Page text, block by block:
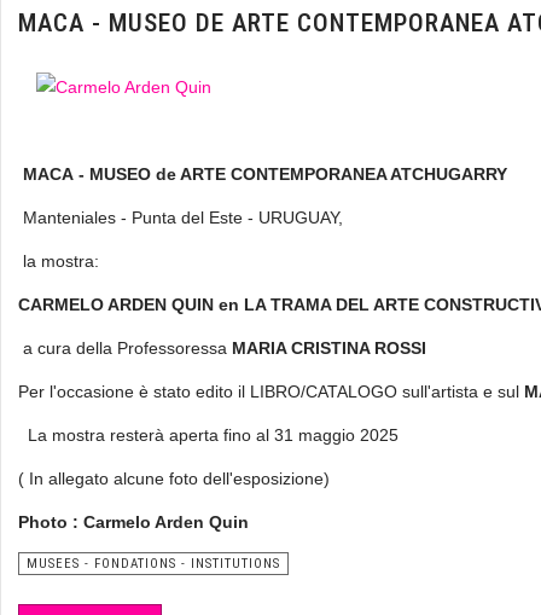
MACA - MUSEO DE ARTE CONTEMPORANEA
MACA - MUSEO de ARTE CONTEMPORANEA ATCHUGARRY
Manteniales - Punta del Este - URUGUAY,
la mostra:
CARMELO ARDEN QUIN en LA TRAMA DEL ARTE
a cura della Professoressa MARIA CRISTINA ROSSI
Per l'occasione è stato edito il LIBRO/CATALOGO sull'artista e sul M
La mostra resterà aperta fino al 31 maggio
( In allegato alcune foto dell'esposizione)
Photo : Carmelo Arden Quin
MUSEES - FONDATIONS - INSTITUTIONS